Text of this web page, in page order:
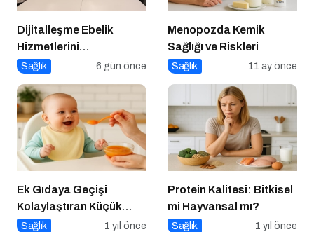
Dijitalleşme Ebelik
Hizmetlerini
Dönüştürüyor
Sağlık 6 gün önce
Menopozda Kemik
Sağlığı ve Riskleri
Sağlık 11 ay önce
Ek Gıdaya Geçişi
Kolaylaştıran Küçük
Sırlar
Sağlık 1 yıl önce
Protein Kalitesi: Bitkisel
mi Hayvansal mı?
Sağlık 1 yıl önce